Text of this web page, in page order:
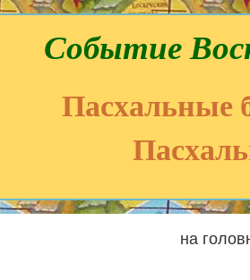
Событие
Пасхальные
на